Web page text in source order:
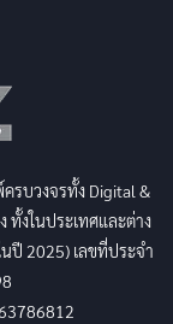
รบวงจรทั้ง Digital &
งในประเทศและต่าง
ปี 2025) เลขที่ประจำ